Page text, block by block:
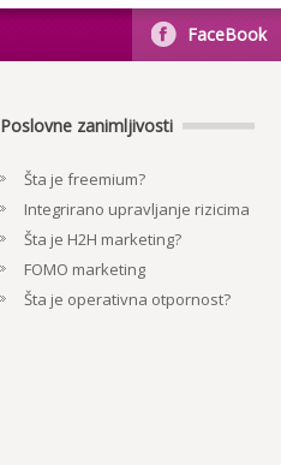
FaceBook
Poslovne zanimljivosti
Šta je freemium?
Integrirano upravljanje rizicima
Šta je H2H marketing?
FOMO marketing
Šta je operativna otpornost?